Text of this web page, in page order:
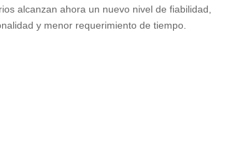
alcanzan ahora un nuevo nivel de fiabilidad,
y menor requerimiento de tiempo.